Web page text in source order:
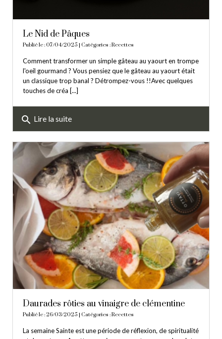
Le Nid de Pâques
Publié le : 07/04/2025 | Catégories :Recettes
Comment transformer un simple gâteau au yaourt en trompe
l'oeil gourmand ? Vous pensiez que le gâteau au yaourt était
un classique trop banal ? Détrompez-vous !!Avec quelques
touches de créa [...]
search Lire la suite
Daurades rôties au vinaigre de clémentine
Publié le : 26/03/2025 | Catégories :Recettes
La semaine Sainte est une période de réflexion, de spiritualité